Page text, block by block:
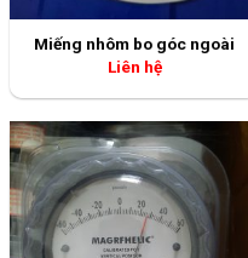
Miếng nhôm bo góc ngoài
Liên hệ